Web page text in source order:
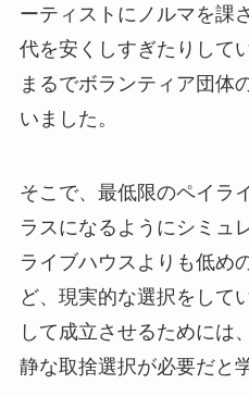
ーティストにノルマを課
代を安くしすぎたりして
まるでボランティア団体
いました。
そこで、最低限のペイラ
ラスになるようにシミュ
ライブハウスよりも低め
ど、現実的な選択をして
して成立させるためには
静な取捨選択が必要だと